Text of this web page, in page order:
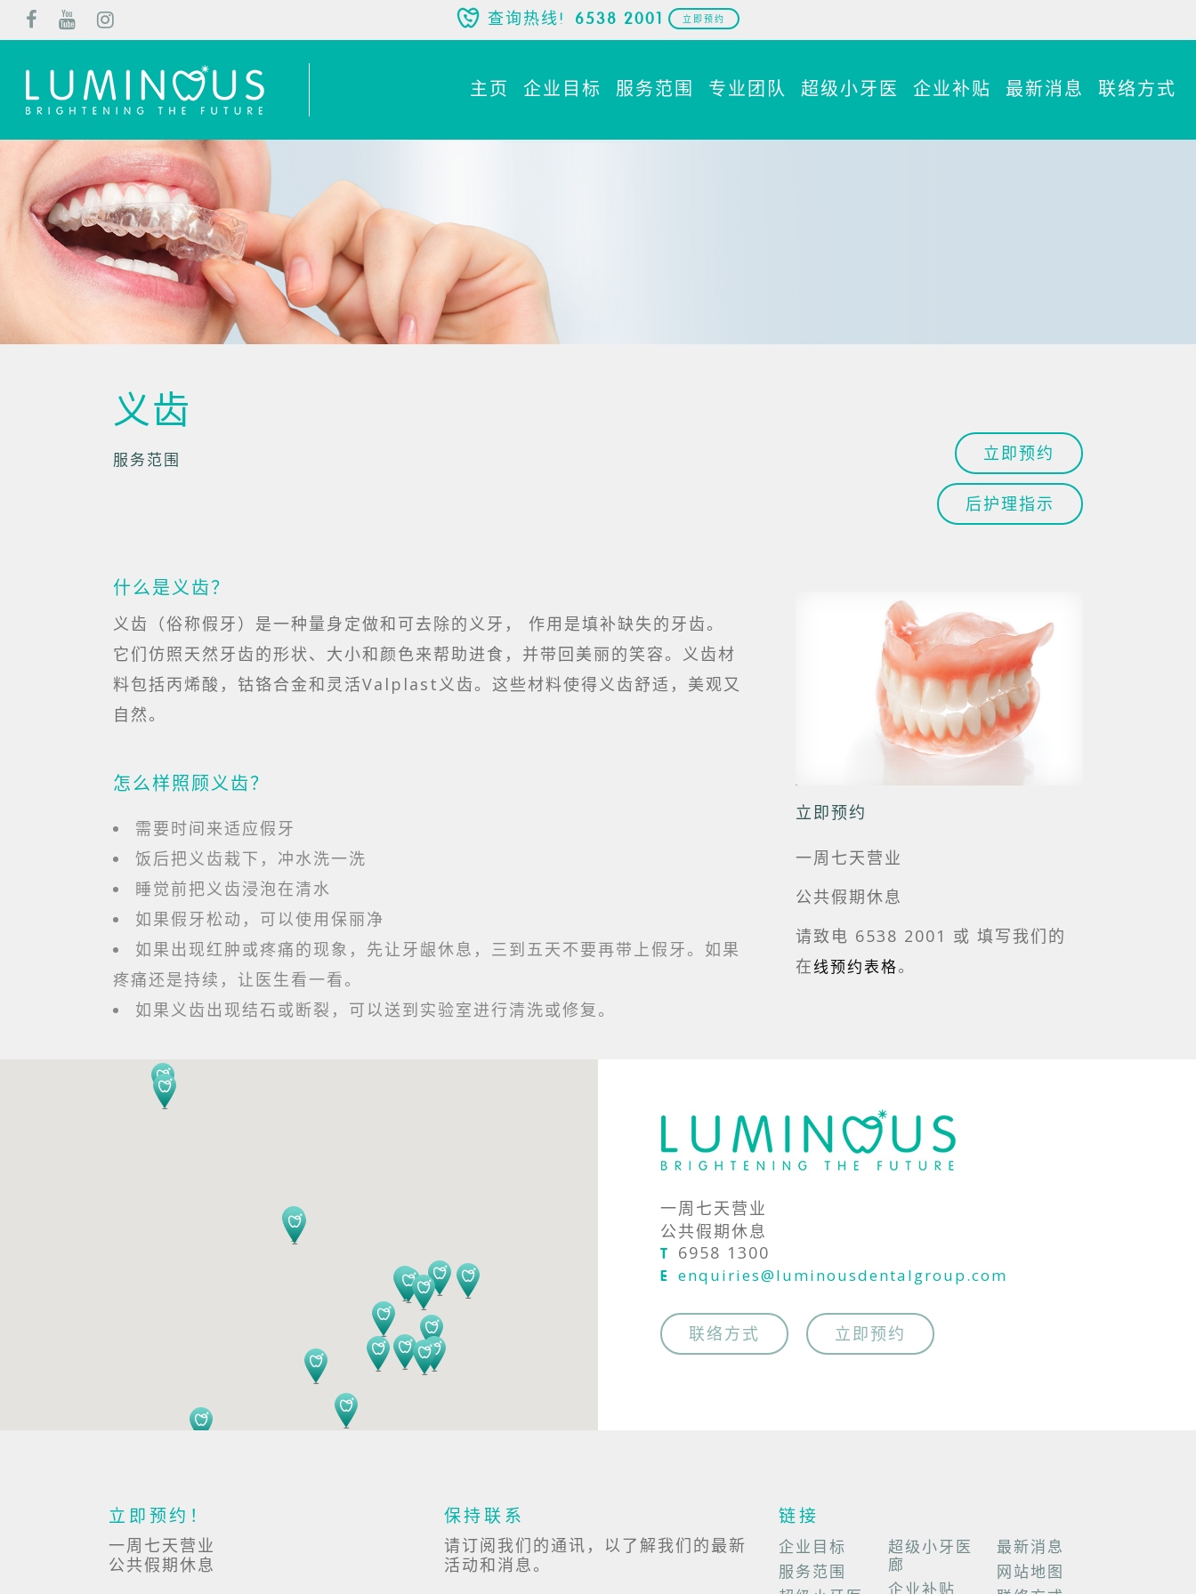
查询热线! 6538 2001 立即预约
主页 企业目标 服务范围 专业团队 超级小牙医 企业补贴 最新消息 联络方式
义齿
服务范围 立即预约
后护理指示
什么是义齿？
义齿（俗称假牙）是一种量身定做和可去除的义牙， 作用是填补缺失的牙齿。
它们仿照天然牙齿的形状、大小和颜色来帮助进食，并带回美丽的笑容。义齿材
料包括丙烯酸，钴铬合金和灵活Valplast义齿。这些材料使得义齿舒适，美观又
自然。
怎么样照顾义齿？
需要时间来适应假牙
饭后把义齿栽下，冲水洗一洗
睡觉前把义齿浸泡在清水
如果假牙松动，可以使用保丽净
如果出现红肿或疼痛的现象，先让牙龈休息，三到五天不要再带上假牙。如果
疼痛还是持续，让医生看一看。
如果义齿出现结石或断裂，可以送到实验室进行清洗或修复。
立即预约
一周七天营业
公共假期休息
请致电 6538 2001 或 填写我们的
在线预约表格。
一周七天营业
公共假期休息
T 6958 1300
E enquiries@luminousdentalgroup.com
联络方式 立即预约
立即预约！
一周七天营业
公共假期休息
保持联系
请订阅我们的通讯，以了解我们的最新
活动和消息。
链接
企业目标
服务范围
超级小牙医
廊
企业补贴
最新消息
网站地图